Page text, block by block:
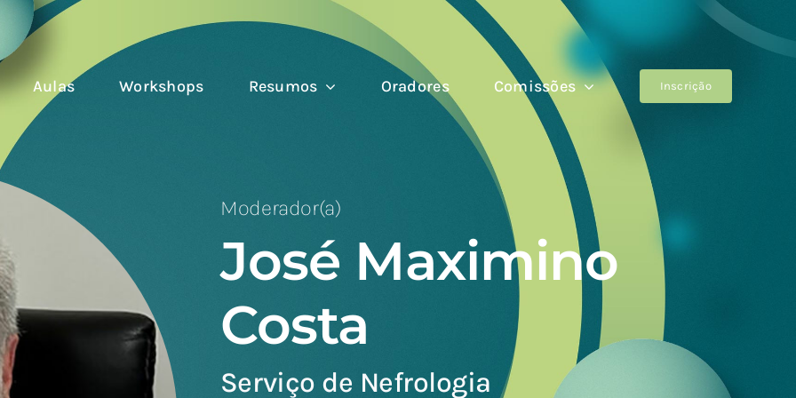
Aulas Workshops Resumos Oradores Comissões Inscrição
Moderador(a)
José Maximino
Costa
Serviço de Nefrologia